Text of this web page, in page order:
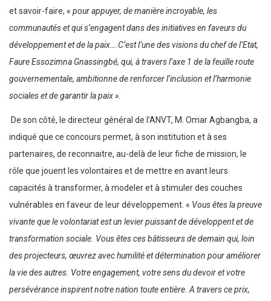
et savoir-faire, « pour appuyer, de manière incroyable, les
communautés et qui s’engagent dans des initiatives en faveurs du
développement et de la paix….C’est l’une des visions du chef de l’Etat,
Faure Essozimna Gnassingbé, qui, à travers l’axe 1 de la feuille route
gouvernementale, ambitionne de renforcer l’inclusion et l’harmonie
sociales et de garantir la paix ».
De son côté, le directeur général de l’ANVT, M. Omar Agbangba, a
indiqué que ce concours permet, à son institution et à ses
partenaires, de reconnaitre, au-delà de leur fiche de mission, le
rôle que jouent les volontaires et de mettre en avant leurs
capacités à transformer, à modeler et à stimuler des couches
vulnérables en faveur de leur développement. « Vous êtes la preuve
vivante que le volontariat est un levier puissant de développent et de
transformation sociale. Vous êtes ces bâtisseurs de demain qui, loin
des projecteurs, œuvrez avec humilité et détermination pour améliorer
la vie des autres. Votre engagement, votre sens du devoir et votre
persévérance inspirent notre nation toute entière. A travers ce prix,